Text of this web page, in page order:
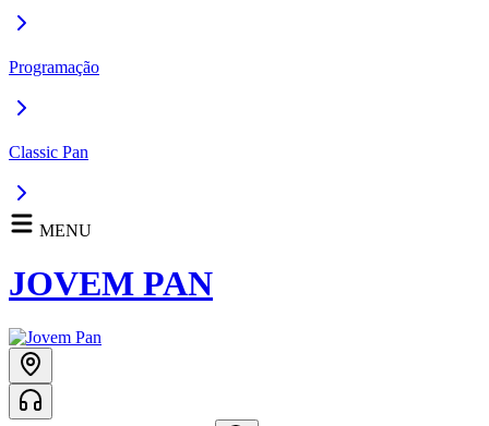
Programação
Classic Pan
MENU
JOVEM PAN